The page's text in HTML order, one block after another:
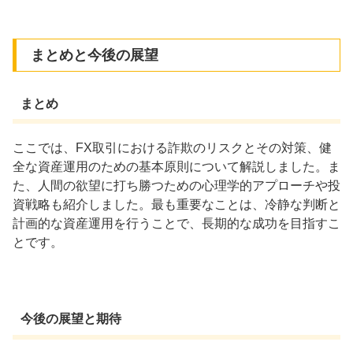
まとめと今後の展望
まとめ
ここでは、FX取引における詐欺のリスクとその対策、健
全な資産運用のための基本原則について解説しました。ま
た、人間の欲望に打ち勝つための心理学的アプローチや投
資戦略も紹介しました。最も重要なことは、冷静な判断と
計画的な資産運用を行うことで、長期的な成功を目指すこ
とです。
今後の展望と期待